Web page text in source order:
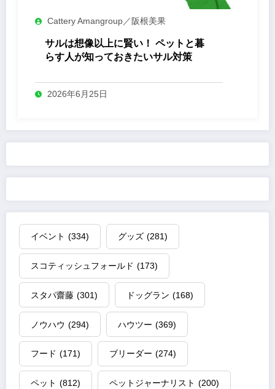
Cattery Amangroup／阪根美果
サルは想像以上に賢い！ ペットと暮
らす人が知っておきたいサル対策
2026年6月25日
イベント (334) グッズ (281)
スコティッシュフォールド (173)
スタパ齋藤 (301) ドッグラン (168)
ノウハウ (294) ハウツー (369)
フード (171) ブリーダー (274)
ペット (812) ペットジャーナリスト (200)